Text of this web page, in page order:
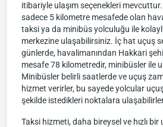
itibariyle ulaşım seçenekleri
sadece 5 kilometre mesafede olan
taksi ya da minibüs yolculuğu ile
merkezine ulaşabilirsiniz. İç hat uçuş
günlerde, havalimanından Hakkari
mesafe 78 kilometredir, minibüsler ile
Minibüsler belirli saatlerde ve uçuş
hizmet verirler, bu sayede yolcular
şekilde istedikleri noktalara
Taksi hizmeti, daha bireysel ve hızlı bir